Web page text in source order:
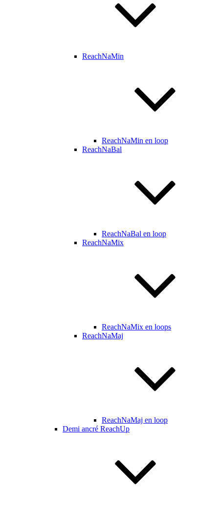
ReachNaMin
ReachNaMin en loop
ReachNaBal
ReachNaBal en loop
ReachNaMix
ReachNaMix en loops
ReachNaMaj
ReachNaMaj en loop
Demi ancré ReachUp